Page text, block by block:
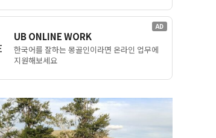
AD
UB ONLINE WORK
한국어를 잘하는 몽골인이라면 온라인 업무에
지원해보세요